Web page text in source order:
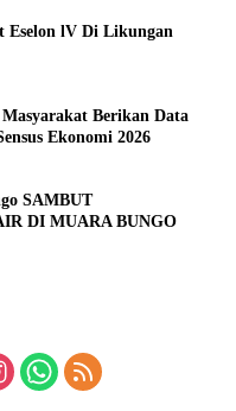
Eselon lV Di Likungan
Berikan Data
Ekonomi 2026
SAMBUT
DI MUARA BUNGO